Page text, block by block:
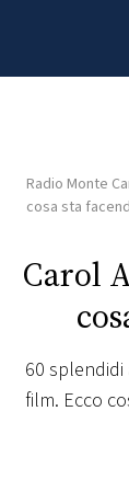
HOME
RADIO
PLAYLIST
Radio Monte
cosa sta
Carol
60
film. Ecco